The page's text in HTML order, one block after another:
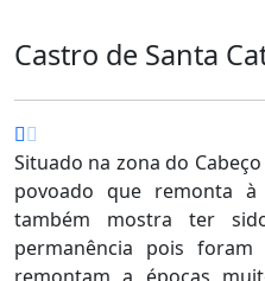
Castro de Santa
Situado na zona do
povoado que remonta
também mostra ter
permanência pois